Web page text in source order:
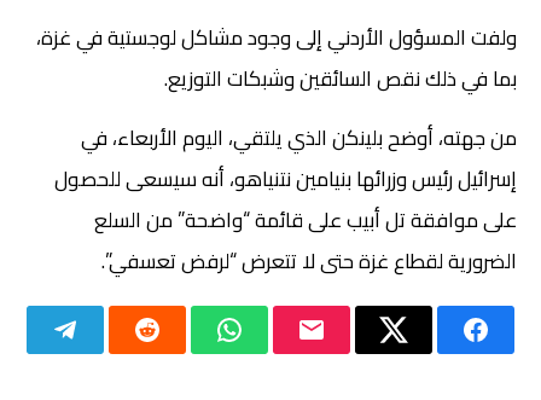
ولفت المسؤول الأردني إلى وجود مشاكل لوجستية في غزة،
بما في ذلك نقص السائقين وشبكات التوزيع.
من جهته، أوضح بلينكن الذي يلتقي، اليوم الأربعاء، في
إسرائيل رئيس وزرائها بنيامين نتنياهو، أنه سيسعى للحصول
على موافقة تل أبيب على قائمة “واضحة” من السلع
الضرورية لقطاع غزة حتى لا تتعرض “لرفض تعسفي”.